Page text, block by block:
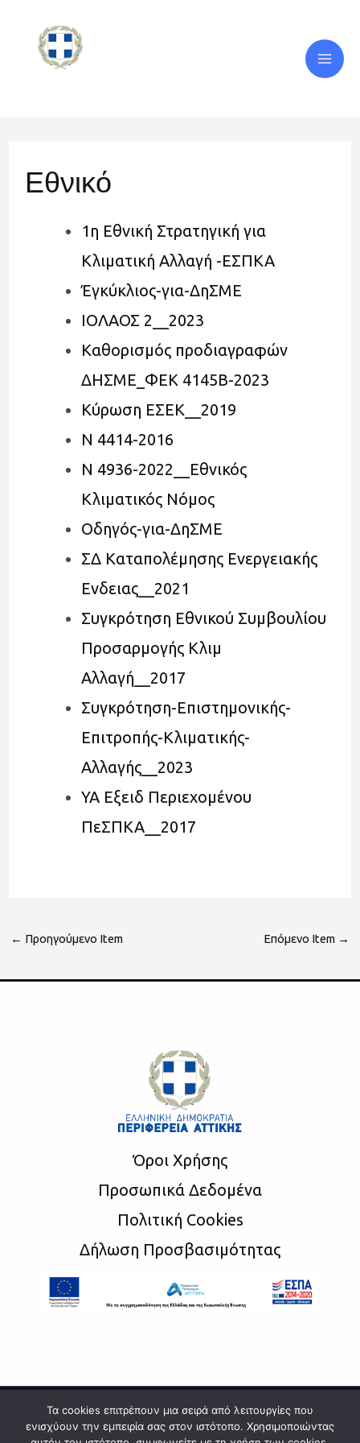
περιεχόμενο
Εθνικό
1η Εθνική Στρατηγική για
Κλιματική Αλλαγή -ΕΣΠΚΑ
Έγκύκλιος-για-ΔηΣΜΕ
ΙΟΛΑΟΣ 2__2023
Καθορισμός προδιαγραφών
ΔΗΣΜΕ_ΦΕΚ 4145Β-2023
Κύρωση ΕΣΕΚ__2019
Ν 4414-2016
Ν 4936-2022__Εθνικός
Κλιματικός Νόμος
Οδηγός-για-ΔηΣΜΕ
ΣΔ Καταπολέμησης Ενεργειακής
Ενδειας__2021
Συγκρότηση Εθνικού Συμβουλίου
Προσαρμογής Κλιμ
Αλλαγή__2017
Συγκρότηση-Επιστημονικής-
Επιτροπής-Κλιματικής-
Αλλαγής__2023
ΥΑ Εξειδ Περιεχομένου
ΠεΣΠΚΑ__2017
← Προηγούμενο Item Επόμενο Item →
Όροι Χρήσης
Προσωπικά Δεδομένα
Πολιτική Cookies
Δήλωση Προσβασιμότητας
Copyright © 2026 Hellenic republic region of attica
Τα cookies επιτρέπουν μια σειρά από λειτουργίες που
ενισχύουν την εμπειρία σας στον ιστότοπο. Χρησιμοποιώντας